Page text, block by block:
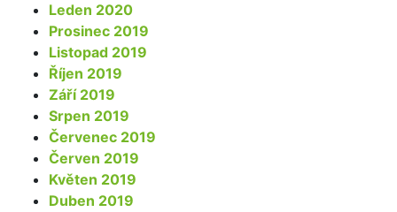
Leden 2020
Prosinec 2019
Listopad 2019
Říjen 2019
Září 2019
Srpen 2019
Červenec 2019
Červen 2019
Květen 2019
Duben 2019